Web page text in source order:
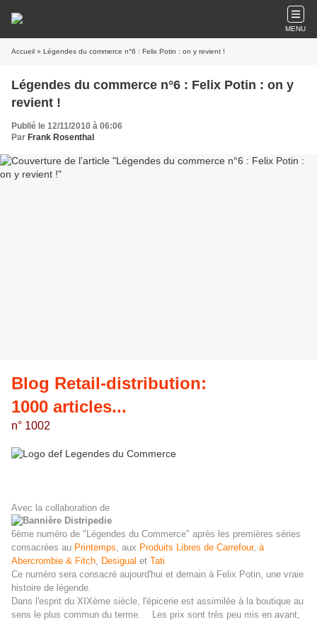
MENU
Accueil » Légendes du commerce n°6 : Felix Potin : on y revient !
Légendes du commerce n°6 : Felix Potin : on y
revient !
Publié le 12/11/2010 à 06:06
Par Frank Rosenthal
Blog Retail-distribution:
1000 articles...
n° 1002
Avec la collaboration de
6ème numéro de "Légendes du Commerce" après les premières séries
consacrées au Printemps, aux Produits Libres de Carrefour, à
Abercrombie & Fitch, Desigual et Tati
Ce numéro sera consacré aujourd'hui et demain à Felix Potin, une vraie
histoire de légende.
Dans l'esprit du XIXème siècle, l'épicerie est assimilée à la boutique au
sens le plus commun du terme. Les prix sont très peu mis en avant,